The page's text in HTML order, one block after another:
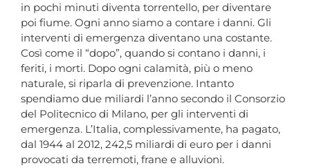
in pochi minuti diventa torrentello, per diventare
poi fiume. Ogni anno siamo a contare i danni. Gli
interventi di emergenza diventano una costante.
Così come il “dopo”, quando si contano i danni, i
feriti, i morti. Dopo ogni calamità, più o meno
naturale, si riparla di prevenzione. Intanto
spendiamo due miliardi l’anno secondo il Consorzio
del Politecnico di Milano, per gli interventi di
emergenza. L’Italia, complessivamente, ha pagato,
dal 1944 al 2012, 242,5 miliardi di euro per i danni
provocati da terremoti, frane e alluvioni.